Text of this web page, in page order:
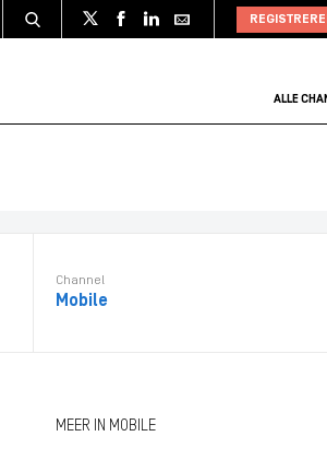
ALLE
Channel
Mobile
MEER IN MOBILE